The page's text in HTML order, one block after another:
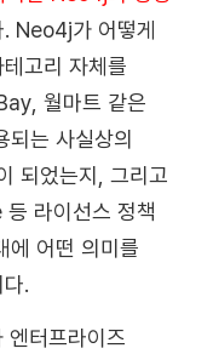
Neo4j가 어떻게
고리 자체를
월마트 같은
되는 사실상의
었는지, 그리고
라이선스 정책
에 어떤 의미를
.
터프라이즈